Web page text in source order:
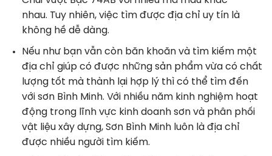
nhau. Tuy nhiên, việc tìm được địa chỉ uy tín là
không hề dễ dàng.
Nếu như bạn vẫn còn băn khoăn và tìm kiếm một
địa chỉ giúp có được những sản phẩm vừa có chất
lượng tốt mà thành lại hợp lý thì có thể tìm đến
với sơn Bình Minh. Với nhiều năm kinh nghiệm hoạt
động trong lĩnh vực kinh doanh sơn và phân phối
vật liệu xây dựng, Sơn Bình Minh luôn là địa chỉ
được nhiều người tìm kiếm.